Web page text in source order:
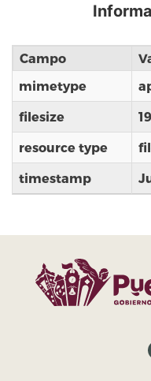
Campo
mimetype
filesize
resource type
timestamp